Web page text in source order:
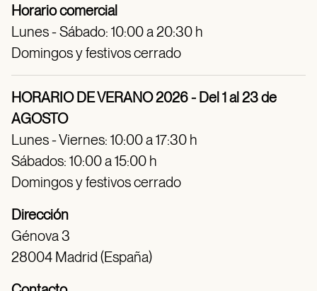
Horario comercial
Lunes - Sábado: 10:00 a 20:30 h
Domingos y festivos cerrado
HORARIO DE VERANO 2026 - Del 1 al 23 de
AGOSTO
Lunes - Viernes: 10:00 a 17:30 h
Sábados: 10:00 a 15:00 h
Domingos y festivos cerrado
Dirección
Génova 3
28004 Madrid (España)